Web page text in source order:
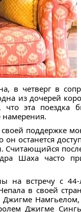
в четверг в
из дочерей
что эта
намерения.
поддержке
останется
Считающийся
Шаха часто
на встречу с
в своей
Джигме